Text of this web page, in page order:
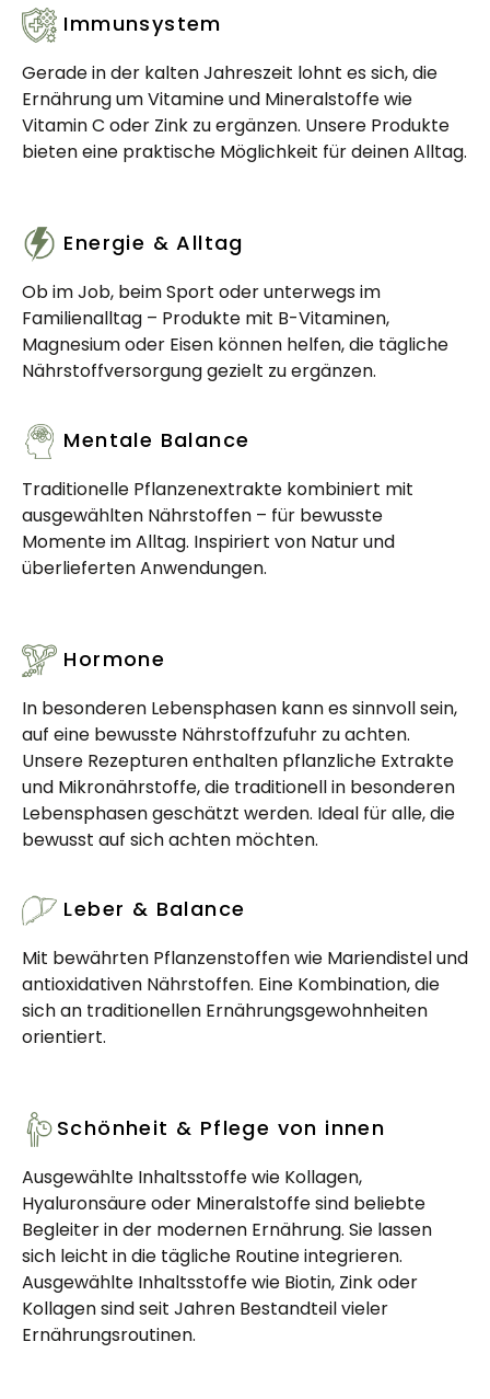
Immunsystem
Gerade in der kalten Jahreszeit lohnt es sich, die
Ernährung um Vitamine und Mineralstoffe wie
Vitamin C oder Zink zu ergänzen. Unsere Produkte
bieten eine praktische Möglichkeit für deinen Alltag.
Energie & Alltag
Ob im Job, beim Sport oder unterwegs im
Familienalltag – Produkte mit B-Vitaminen,
Magnesium oder Eisen können helfen, die tägliche
Nährstoffversorgung gezielt zu ergänzen.
Mentale Balance
Traditionelle Pflanzenextrakte kombiniert mit
ausgewählten Nährstoffen – für bewusste
Momente im Alltag. Inspiriert von Natur und
überlieferten Anwendungen.
Hormone
In besonderen Lebensphasen kann es sinnvoll sein,
auf eine bewusste Nährstoffzufuhr zu achten.
Unsere Rezepturen enthalten pflanzliche Extrakte
und Mikronährstoffe, die traditionell in besonderen
Lebensphasen geschätzt werden. Ideal für alle, die
bewusst auf sich achten möchten.
Leber & Balance
Mit bewährten Pflanzenstoffen wie Mariendistel und
antioxidativen Nährstoffen. Eine Kombination, die
sich an traditionellen Ernährungsgewohnheiten
orientiert.
Schönheit & Pflege von innen
Ausgewählte Inhaltsstoffe wie Kollagen,
Hyaluronsäure oder Mineralstoffe sind beliebte
Begleiter in der modernen Ernährung. Sie lassen
sich leicht in die tägliche Routine integrieren.
Ausgewählte Inhaltsstoffe wie Biotin, Zink oder
Kollagen sind seit Jahren Bestandteil vieler
Ernährungsroutinen.